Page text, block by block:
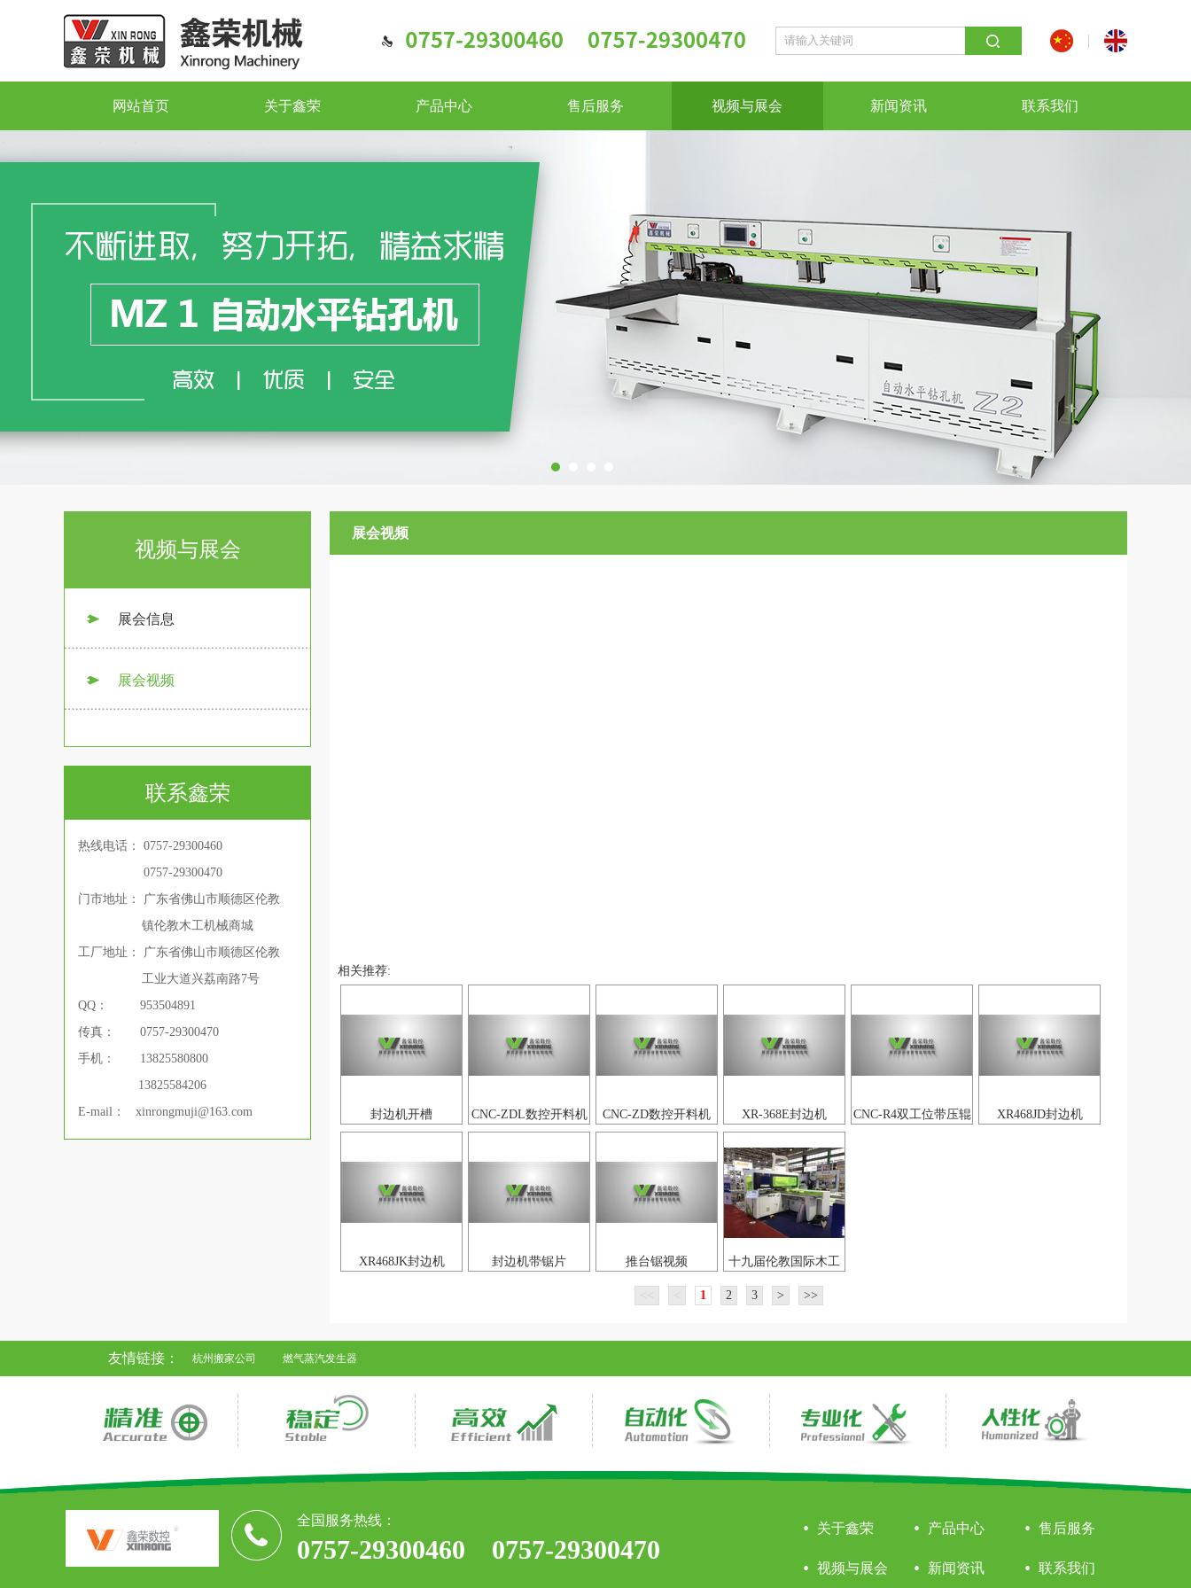
网站首页 关于鑫荣 产品中心 售后服务 视频与展会 新闻资讯 联系我们
视频与展会
展会信息
展会视频
联系鑫荣
热线电话： 0757-29300460
0757-29300470
门市地址： 广东省佛山市顺德区伦教
镇伦教木工机械商城
工厂地址： 广东省佛山市顺德区伦教
工业大道兴荔南路7号
QQ： 953504891
传真： 0757-29300470
手机： 13825580800
13825584206
E-mail： xinrongmuji@163.com
展会视频
相关推荐:
封边机开槽
CNC-ZDL数控开料机
（两轴+钻包）
CNC-ZD数控开料机
（直排换刀）
XR-368E封边机 CNC-R4双工位带压辊 XR468JD封边机
XR468JK封边机 封边机带锯片 推台锯视频
十九届伦教国际木工
<<
< 1 2 3 > >>
友情链接： 杭州搬家公司 燃气蒸汽发生器
全国服务热线：
0757-29300460 0757-29300470
关于鑫荣 产品中心 售后服务
视频与展会 新闻资讯 联系我们